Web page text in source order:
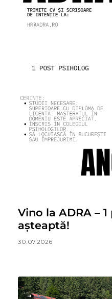
Vino la ADRA –
așteaptă!
30.07.2026